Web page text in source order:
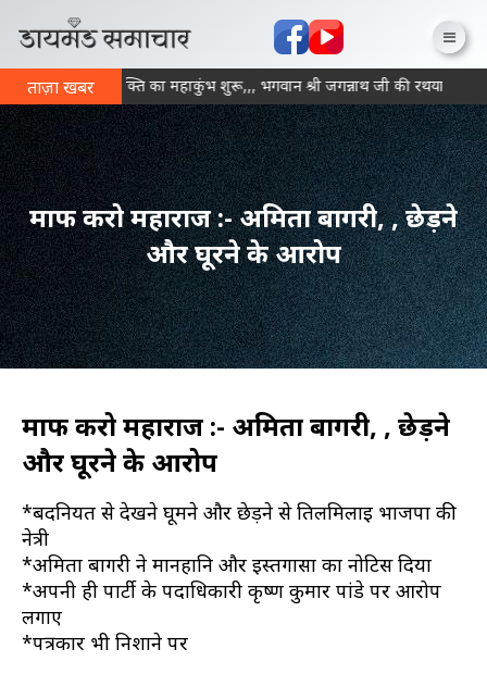
ताज़ा खबर
पन्ना में आज से भक्ति का महाकुंभ शुरू,,, भगवान श्री जगन्नाथ जी की रथयात्रा के
माफ करो महाराज :- अमिता बागरी, , छेड़ने
और घूरने के आरोप
माफ करो महाराज :- अमिता बागरी, , छेड़ने
और घूरने के आरोप
*बदनियत से देखने घूमने और छेड़ने से तिलमिलाई भाजपा की
नेत्री
*अमिता बागरी ने मानहानि और इस्तगासा का नोटिस दिया
*अपनी ही पार्टी के पदाधिकारी कृष्ण कुमार पांडे पर आरोप
लगाए
*पत्रकार भी निशाने पर